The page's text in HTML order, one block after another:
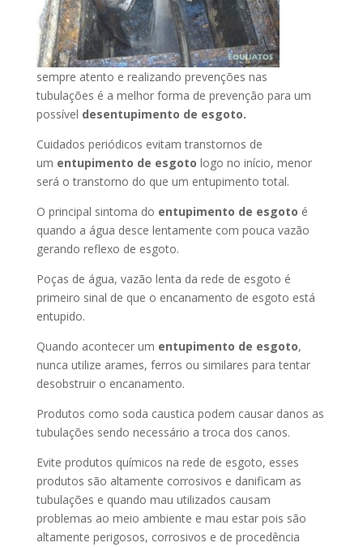
sempre atento e realizando prevenções nas
tubulações é a melhor forma de prevenção para um
possível desentupimento de esgoto.
Cuidados periódicos evitam transtornos de
um entupimento de esgoto logo no início, menor
será o transtorno do que um entupimento total.
O principal sintoma do entupimento de esgoto é
quando a água desce lentamente com pouca vazão
gerando reflexo de esgoto.
Poças de água, vazão lenta da rede de esgoto é
primeiro sinal de que o encanamento de esgoto está
entupido.
Quando acontecer um entupimento de esgoto,
nunca utilize arames, ferros ou similares para tentar
desobstruir o encanamento.
Produtos como soda caustica podem causar danos as
tubulações sendo necessário a troca dos canos.
Evite produtos químicos na rede de esgoto, esses
produtos são altamente corrosivos e danificam as
tubulações e quando mau utilizados causam
problemas ao meio ambiente e mau estar pois são
altamente perigosos, corrosivos e de procedência